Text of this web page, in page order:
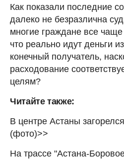
Как показали последние
далеко не безразлична
многие граждане все
что реально идут деньги
конечный получатель,
расходование
целям?
Читайте также:
В центре Астаны
(фото)>>
На трассе "Астана-